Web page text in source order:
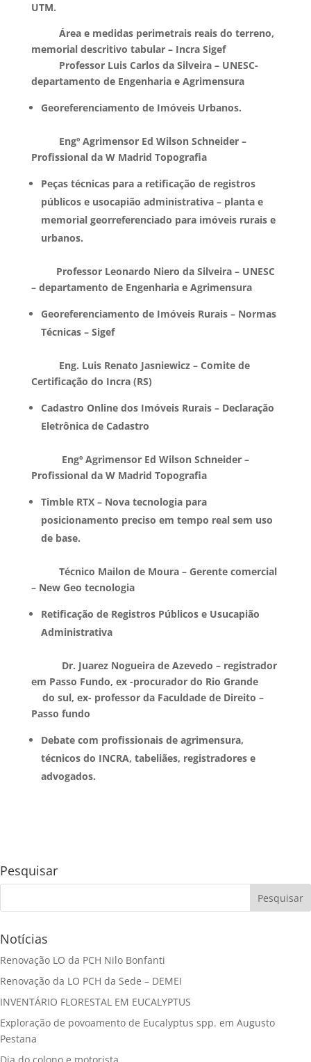
UTM.
Área e medidas perimetrais reais do terreno,
memorial descritivo tabular – Incra Sigef
Professor Luis Carlos da Silveira – UNESC-
departamento de Engenharia e Agrimensura
Georeferenciamento de Imóveis Urbanos.
Engº Agrimensor Ed Wilson Schneider –
Profissional da W Madrid Topografia
Peças técnicas para a retificação de registros
públicos e usocapião administrativa – planta e
memorial georreferenciado para imóveis rurais e
urbanos.
Professor Leonardo Niero da Silveira – UNESC
– departamento de Engenharia e Agrimensura
Georeferenciamento de Imóveis Rurais – Normas
Técnicas – Sigef
Eng. Luis Renato Jasniewicz – Comite de
Certificação do Incra (RS)
Cadastro Online dos Imóveis Rurais – Declaração
Eletrônica de Cadastro
Engº Agrimensor Ed Wilson Schneider –
Profissional da W Madrid Topografia
Timble RTX – Nova tecnologia para
posicionamento preciso em tempo real sem uso
de base.
Técnico Mailon de Moura – Gerente comercial
– New Geo tecnologia
Retificação de Registros Públicos e Usucapião
Administrativa
Dr. Juarez Nogueira de Azevedo – registrador
em Passo Fundo, ex -procurador do Rio Grande
do sul, ex- professor da Faculdade de Direito –
Passo fundo
Debate com profissionais de agrimensura,
técnicos do INCRA, tabeliães, registradores e
advogados.
Pesquisar
Notícias
Renovação LO da PCH Nilo Bonfanti
Renovação da LO PCH da Sede – DEMEI
INVENTÁRIO FLORESTAL EM EUCALYPTUS
Exploração de povoamento de Eucalyptus spp. em Augusto
Pestana